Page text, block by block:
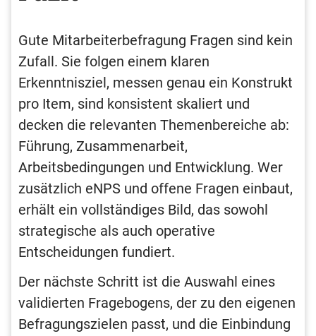
Gute Mitarbeiterbefragung Fragen sind kein
Zufall. Sie folgen einem klaren
Erkenntnisziel, messen genau ein Konstrukt
pro Item, sind konsistent skaliert und
decken die relevanten Themenbereiche ab:
Führung, Zusammenarbeit,
Arbeitsbedingungen und Entwicklung. Wer
zusätzlich eNPS und offene Fragen einbaut,
erhält ein vollständiges Bild, das sowohl
strategische als auch operative
Entscheidungen fundiert.
Der nächste Schritt ist die Auswahl eines
validierten Fragebogens, der zu den eigenen
Befragungszielen passt, und die Einbindung